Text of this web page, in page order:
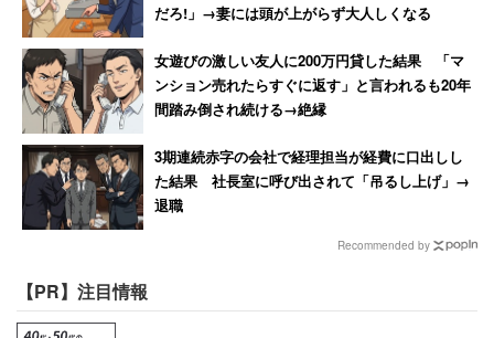
地域に暮らす外国人住民が増えるのは「よいこと」だと考
えているのは37.3％、「よくないこと」は27.5％、「どち
らともいえない」は21.9％だった。人手不足を補うために
は必要だと考える一方、地域に外国人住民が増えることに
は抵抗感を覚える人も少なくないようだ。
地域に外国人が増えることはよくないことだと答えた275
人に理由を聞くと、「文化・習慣の違いがあるから」が
57.8％、「地域の環境（治安など）にマイナスの影響があ
る」が54.9％、「漠然とした不安を感じる」が37.1％だっ
だろ!」→妻には頭が上がらず大人しくなる
女遊びの激しい友人に200万円貸した結果 「マ
ンション売れたらすぐに返す」と言われるも20年
間踏み倒され続ける→絶縁
3期連続赤字の会社で経理担当が経費に口出しし
た結果 社長室に呼び出されて「吊るし上げ」→
退職
Recommended by
【PR】注目情報